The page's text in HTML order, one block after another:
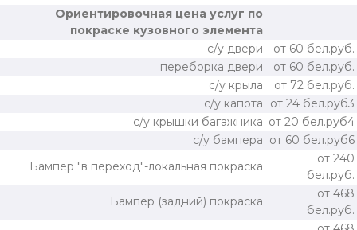
Ориентировочная цена услуг по
покраске кузовного элемента
с/у двери
от 60 бел.руб.
переборка двери
от 60 бел.руб.
с/у крыла
от 72 бел.руб.
с/у капота
от 24 бел.руб3
с/у крышки багажника от 20 бел.руб4
с/у бампера от 60 бел.руб6
Бампер "в переход"-локальная покраска
от 240
бел.руб.
Бампер (задний) покраска
от 468
бел.руб.